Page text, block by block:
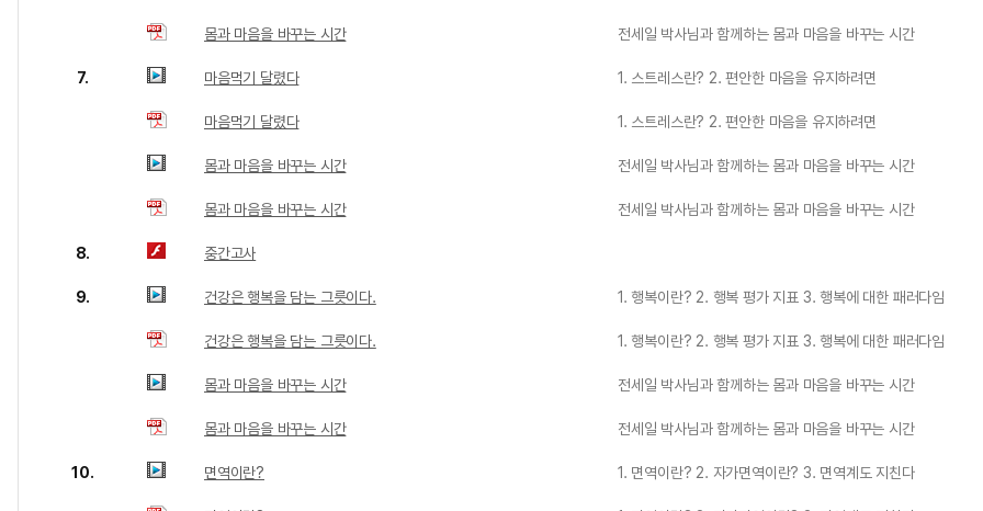
몸과 마음을 바꾸는 시간 전세일 박사님과 함께하는 몸과 마음을 바꾸는 시간
7. 마음먹기 달렸다 1. 스트레스란? 2. 편안한 마음을 유지하려면
마음먹기 달렸다 1. 스트레스란? 2. 편안한 마음을 유지하려면
몸과 마음을 바꾸는 시간 전세일 박사님과 함께하는 몸과 마음을 바꾸는 시간
몸과 마음을 바꾸는 시간 전세일 박사님과 함께하는 몸과 마음을 바꾸는 시간
8. 중간고사
9. 건강은 행복을 담는 그릇이다. 1. 행복이란? 2. 행복 평가 지표 3. 행복에 대한 패러다임
건강은 행복을 담는 그릇이다. 1. 행복이란? 2. 행복 평가 지표 3. 행복에 대한 패러다임
몸과 마음을 바꾸는 시간 전세일 박사님과 함께하는 몸과 마음을 바꾸는 시간
몸과 마음을 바꾸는 시간 전세일 박사님과 함께하는 몸과 마음을 바꾸는 시간
10. 면역이란? 1. 면역이란? 2. 자가면역이란? 3. 면역계도 지친다